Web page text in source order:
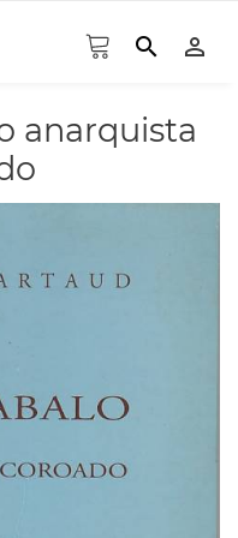
search person_outline
anarquista